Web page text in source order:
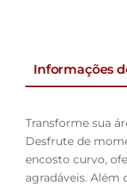
Informações
Transforme sua
Desfrute de
encosto curvo,
agradáveis. Além